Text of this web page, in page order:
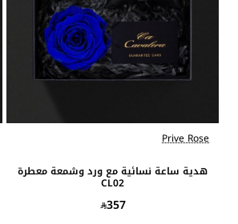
Prive Rose
هدية ساعة نسائية مع ورد وشمعة معطرة
CL02
357